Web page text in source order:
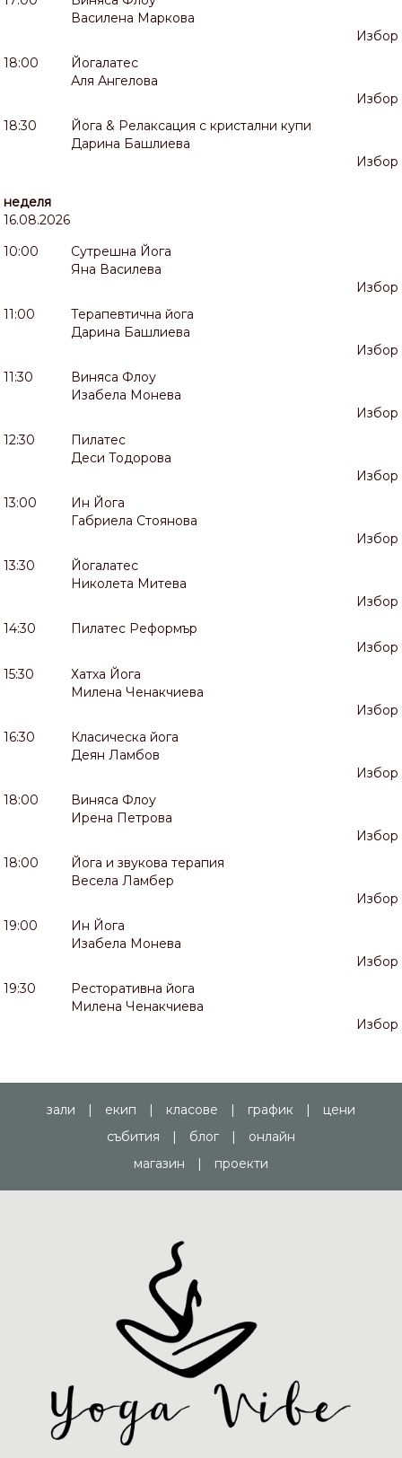
Василена Маркова
Избор
18:00
Йогалатес
Аля Ангелова
Избор
18:30
Йога & Релаксация с кристални купи
Дарина Башлиева
Избор
неделя
16.08.2026
10:00
Сутрешна Йога
Яна Василева
Избор
11:00
Терапевтична йога
Дарина Башлиева
Избор
11:30
Виняса Флоу
Изабела Монева
Избор
12:30
Пилатес
Деси Тодорова
Избор
13:00
Ин Йога
Габриела Стоянова
Избор
13:30
Йогалатес
Николета Митева
Избор
14:30
Пилатес Реформър
Избор
15:30
Хатха Йога
Милена Ченакчиева
Избор
16:30
Класическа йога
Деян Ламбов
Избор
18:00
Виняса Флоу
Ирена Петрова
Избор
18:00
Йога и звукова терапия
Весела Ламбер
Избор
19:00
Ин Йога
Изабела Монева
Избор
19:30
Ресторативна йога
Милена Ченакчиева
Избор
зали | екип | класове | график |
цени
събития
| блог |
онлайн
магазин
| проекти